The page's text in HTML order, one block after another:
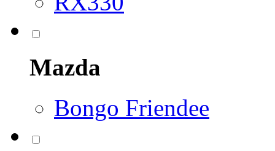
Mazda
Bongo Friendee